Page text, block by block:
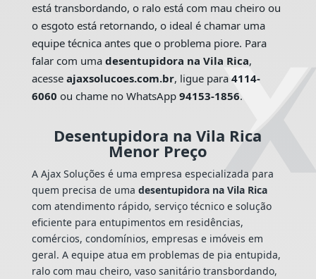
está transbordando, o ralo está com mau cheiro ou
o esgoto está retornando, o ideal é chamar uma
equipe técnica antes que o problema piore. Para
falar com uma desentupidora na Vila Rica,
acesse ajaxsolucoes.com.br, ligue para 4114-
6060 ou chame no WhatsApp 94153-1856.
Desentupidora na Vila Rica
Menor Preço
A Ajax Soluções é uma empresa especializada para
quem precisa de uma desentupidora na Vila Rica
com atendimento rápido, serviço técnico e solução
eficiente para entupimentos em residências,
comércios, condomínios, empresas e imóveis em
geral. A equipe atua em problemas de pia entupida,
ralo com mau cheiro, vaso sanitário transbordando,